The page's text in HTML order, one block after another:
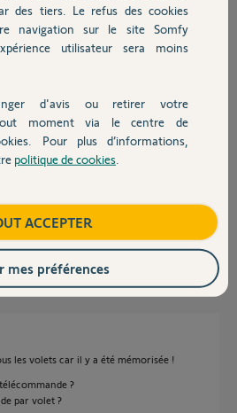
mémorisée également sur les 2 autres
il y a environ 4 ans
y a environ 4 ans
les volets car il y a été mémorisée !
?
par volet ?
des tiers. Le refus des cookies
navigation sur le site Somfy
utilisateur sera moins
d'avis ou retirer votre
moment via le centre de
Pour plus d’informations,
politique de cookies
ACCEPTER
mes préférences